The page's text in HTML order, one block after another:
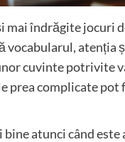
mai îndrăgite jocuri
atenția
cuvinte potrivite
prea complicate
atunci când